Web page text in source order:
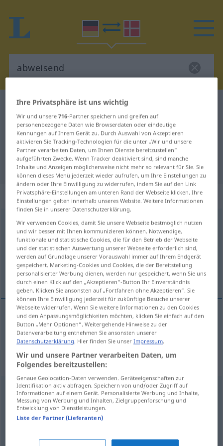
Deutsch-Dänisch Wörterbuch
Deutsch-Dänisch Übersetzung für
"abweisend"
"abweisend" Dänisch Übersetzung
„abweisend“
abweisend
Übersicht aller Übersetzungen
(Für mehr Details die Übersetzung anklicken/antippen)
afvisende
afvisende abweisend
Synonyme für "abweisend"
ungastlich,unwirtlich (Hauptform)
ablehnend,abschlägig
Ihre Privatsphäre ist uns wichtig
Wir und unsere716-Partner speichern und greifen auf
personenbezogene Daten wie Browserdaten oder eindeutige
Kennungen auf Ihrem Gerät zu. Durch Auswahl von Akzeptieren
aktivieren Sie Tracking-Technologien für die unter „Wir und unsere
Partner verarbeiten Daten, um Ihnen Dienste bereitzustellen“
aufgeführten Zwecke. Wenn Tracker deaktiviert sind, sind manche
Inhalte und Anzeigen möglicherweise nicht mehr so relevant für Sie. Sie
können dieses Menü jederzeit wieder aufrufen, um Ihre Einstellungen zu
ändern oder Ihre Einwilligung zu widerrufen, indem Sie auf den Link
Privatsphäre-Einstellungen am unteren Rand der Webseite klicken. Ihre
Einstellungen gelten innerhalb unseres Website. Weitere Informationen
finden Sie in unserer Datenschutzerklärung.
Wir verwenden Cookies, damit Sie unsere Webseite bestmöglich nutzen
und wir besser mit Ihnen kommunizieren können. Notwendige,
funktionale und statistische Cookies, die für den Betrieb der Webseite
und der statistischen Auswertung unserer Webseite erforderlich sind,
werden auf Grundlage unserer Vorauswahl immer auf Ihrem Endgerät
gespeichert. Marketing-Cookies und Cookies, die der Bereitstellung
personalisierter Werbung dienen, werden nur gespeichert, wenn Sie uns
durch einen Klick auf den „Akzeptieren“-Button Ihr Einverständnis
geben. Klicken Sie ansonsten auf „Fortfahren ohne Akzeptieren“. Sie
können Ihre Einwilligung jederzeit für zukünftige Besuche unserer
Webseite widerrufen. Wenn Sie weitere Informationen zu den Cookies
und den Anpassungsmöglichkeiten möchten, klicken Sie einfach auf den
Button „Mehr Optionen“. Weitergehende Hinweise zu der
Datenverarbeitung entnehmen Sie ansonsten unserer
Datenschutzerklärung. Hier finden Sie unserImpressum.
Wir und unsere Partner verarbeiten Daten, um
Folgendes bereitzustellen:
Genaue Geolocation-Daten verwenden. Geräteeigenschaften zur
Identifikation aktiv abfragen. Speichern von und/oder Zugriff auf
Informationen auf einem Gerät. Personalisierte Werbung und Inhalte,
Messung von Werbung und Inhalten, Zielgruppenforschung und
Entwicklung von Dienstleistungen.
Liste der Partner (Lieferanten)